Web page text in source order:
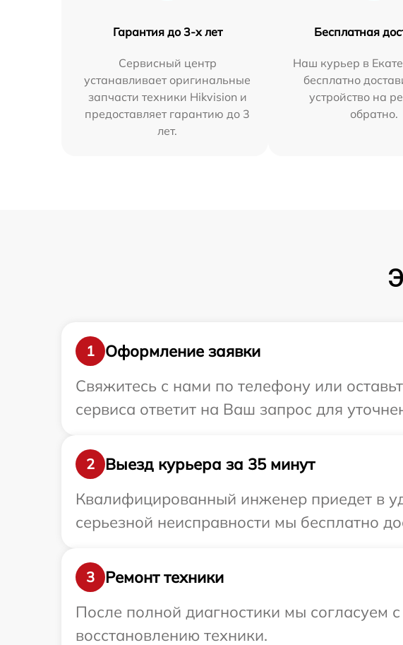
Гарантия до 3-х лет
Сервисный центр
устанавливает оригинальные
запчасти техники Hikvision и
предоставляет гарантию до 3
лет.
Бесплатная
Наш курьер в
бесплатно
устройство на
обратно.
1
Оформление заявки
Свяжитесь с нами по телефону или
сервиса ответит на Ваш запрос для
2
Выезд курьера за 35 минут
Квалифицированный инженер приедет в
серьезной неисправности мы бесплатно
3
Ремонт техники
После полной диагностики мы согласуем
восстановлению техники.